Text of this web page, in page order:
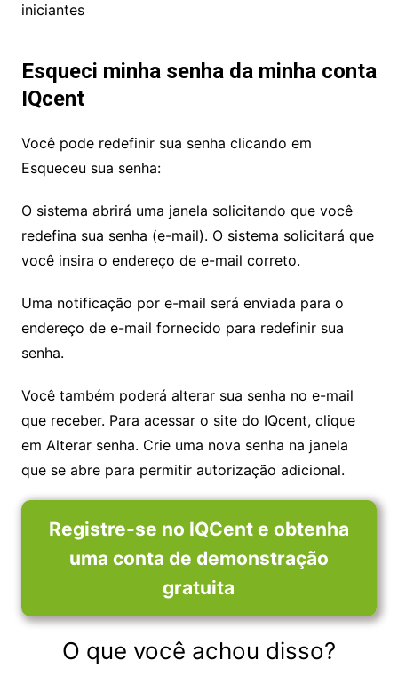
iniciantes
Esqueci minha senha da minha conta
IQcent
Você pode redefinir sua senha clicando em
Esqueceu sua senha:
O sistema abrirá uma janela solicitando que você
redefina sua senha (e-mail). O sistema solicitará que
você insira o endereço de e-mail correto.
Uma notificação por e-mail será enviada para o
endereço de e-mail fornecido para redefinir sua
senha.
Você também poderá alterar sua senha no e-mail
que receber. Para acessar o site do IQcent, clique
em Alterar senha. Crie uma nova senha na janela
que se abre para permitir autorização adicional.
Registre-se no IQCent e obtenha
uma conta de demonstração
gratuita
O que você achou disso?